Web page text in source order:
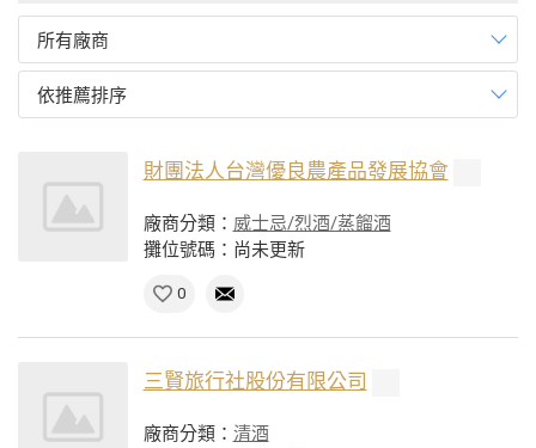
所有廠商
依推薦排序
財團法人台灣優良農產品發展協會
廠商分類： 威士忌/烈酒/蒸餾酒
攤位號碼：尚未更新
0
三賢旅行社股份有限公司
廠商分類： 清酒